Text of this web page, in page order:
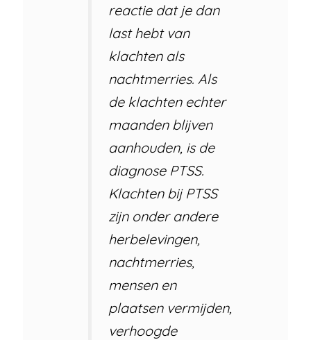
reactie dat je dan
last hebt van
klachten als
nachtmerries. Als
de klachten echter
maanden blijven
aanhouden, is de
diagnose PTSS.
Klachten bij PTSS
zijn onder andere
herbelevingen,
nachtmerries,
mensen en
plaatsen vermijden,
verhoogde